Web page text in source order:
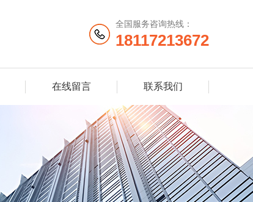
全国服务咨询热线：
18117213672
在线留言 联系我们